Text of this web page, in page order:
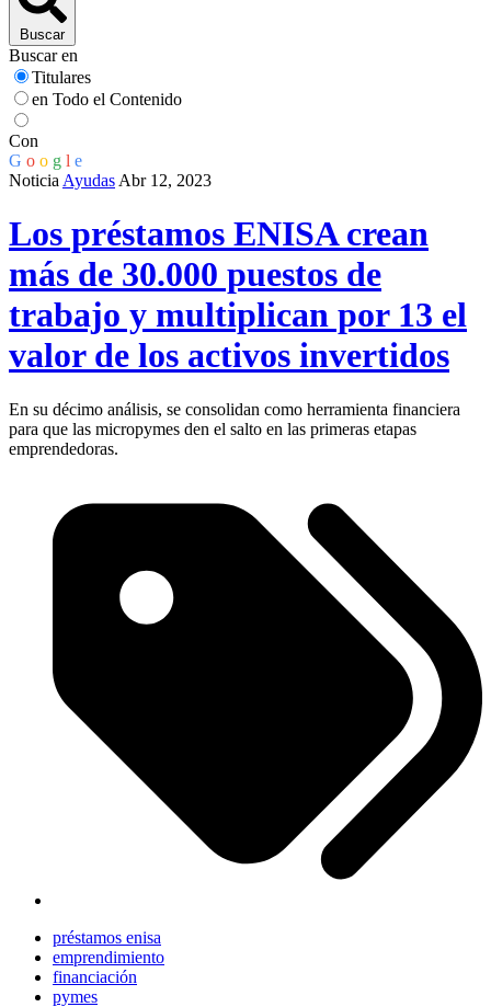
Buscar
Buscar en
Titulares
en Todo el Contenido
Con
G o o g l e
Noticia Ayudas Abr 12, 2023
Los préstamos ENISA crean
más de 30.000 puestos de
trabajo y multiplican por 13 el
valor de los activos invertidos
En su décimo análisis, se consolidan como herramienta financiera
para que las micropymes den el salto en las primeras etapas
emprendedoras.
préstamos enisa
emprendimiento
financiación
pymes